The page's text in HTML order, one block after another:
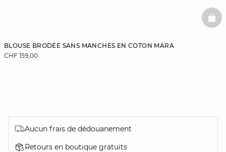
BLOUSE BRODÉE SANS MANCHES EN COTON MARA
CHF 159,00
Aucun frais de dédouanement
Retours en boutique gratuits